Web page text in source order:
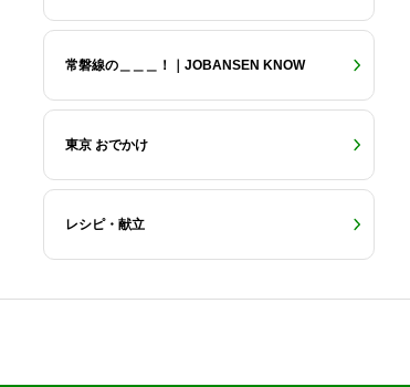
常磐線の＿＿＿！｜JOBANSEN KNOW
東京 おでかけ
レシピ・献立